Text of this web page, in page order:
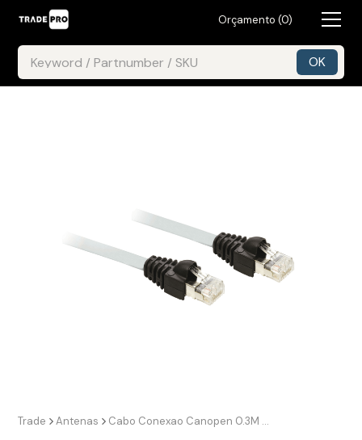
Orçamento (0)
Trade Antenas Cabo Conexao Canopen 0.3M - Schneider VW3CANCARR03